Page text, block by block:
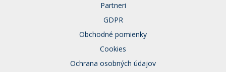
Partneri
GDPR
Obchodné pomienky
Cookies
Ochrana osobných údajov